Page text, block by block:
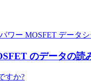
のデータの読